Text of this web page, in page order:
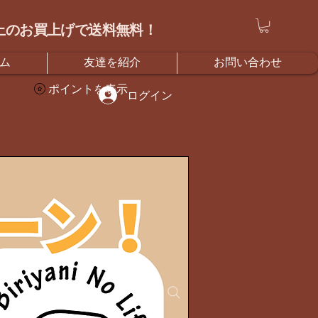
お買上げで送料無料！
ログイン
ポイントを表示
友達を紹介 お問い合わせ